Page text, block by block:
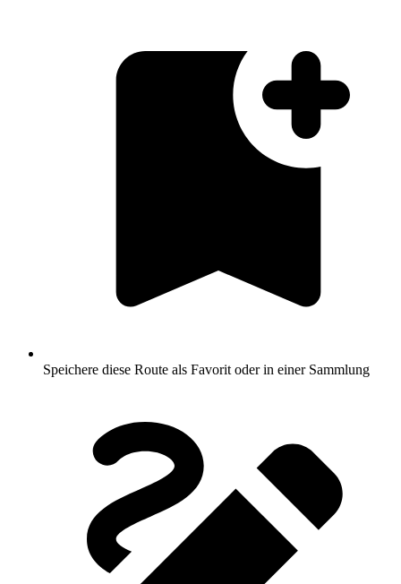
Speichere diese Route als Favorit oder in einer Sammlung